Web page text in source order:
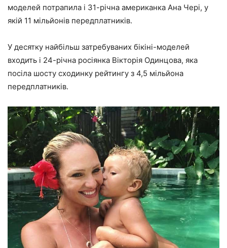
моделей потрапила і 31-річна американка Ана Чері, у
якій 11 мільйонів передплатників.
У десятку найбільш затребуваних бікіні-моделей
входить і 24-річна росіянка Вікторія Одинцова, яка
посіла шосту сходинку рейтингу з 4,5 мільйона
передплатників.